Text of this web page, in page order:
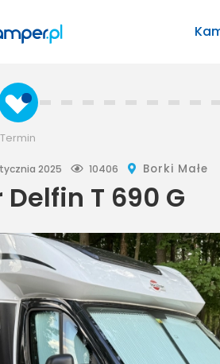
Termin
2025 10406 Borki Małe
T 690 G